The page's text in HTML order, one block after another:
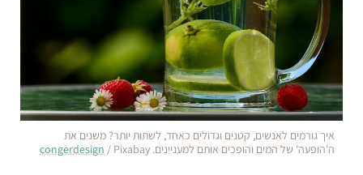
איך גורמים לאנשים, קטנים וגדולים כאחד, לשתות יותר? משנים את
ה'הופעה' של המים והופכים אותם למעניינים.
congerdesign / Pixabay